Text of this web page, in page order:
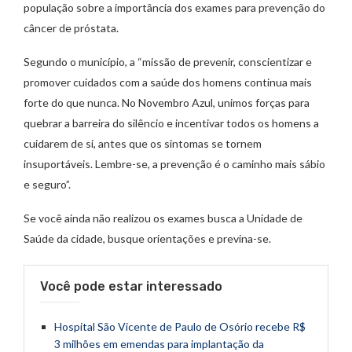
população sobre a importância dos exames para prevenção do
câncer de próstata.
Segundo o município, a “missão de prevenir, conscientizar e
promover cuidados com a saúde dos homens continua mais
forte do que nunca. No Novembro Azul, unimos forças para
quebrar a barreira do silêncio e incentivar todos os homens a
cuidarem de si, antes que os sintomas se tornem
insuportáveis. Lembre-se, a prevenção é o caminho mais sábio
e seguro”.
Se você ainda não realizou os exames busca a Unidade de
Saúde da cidade, busque orientações e previna-se.
Você pode estar interessado
Hospital São Vicente de Paulo de Osório recebe R$
3 milhões em emendas para implantação da